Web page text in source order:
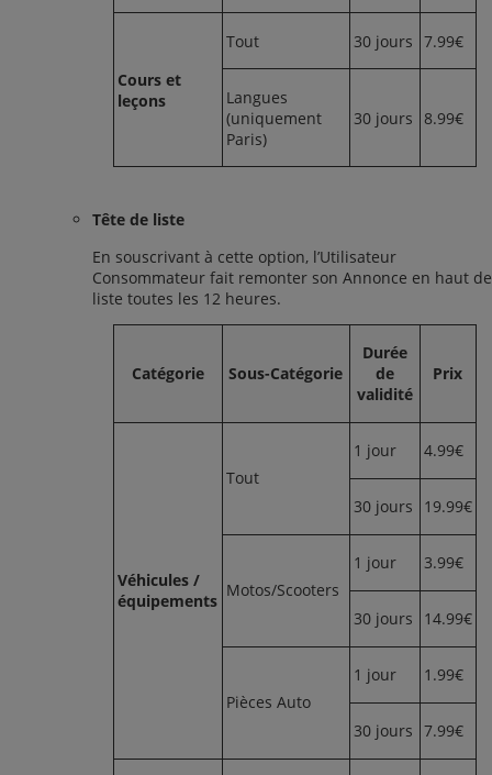
Cours et
leçons
Tout 30 jours 7.99€
Langues
(uniquement
Paris)
30 jours 8.99€
Tête de liste
En souscrivant à cette option, l’Utilisateur
Consommateur fait remonter son Annonce en haut de
liste toutes les 12 heures.
Catégorie Sous-Catégorie
Durée
de
validité
Prix
Véhicules /
équipements
Tout
1 jour 4.99€
30 jours 19.99€
Motos/Scooters
1 jour 3.99€
30 jours 14.99€
Pièces Auto
1 jour 1.99€
30 jours 7.99€